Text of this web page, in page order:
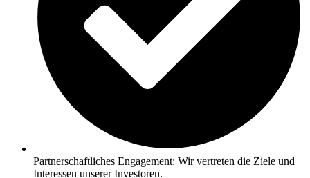
Partnerschaftliches Engagement: Wir vertreten die Ziele und
Interessen unserer Investoren.